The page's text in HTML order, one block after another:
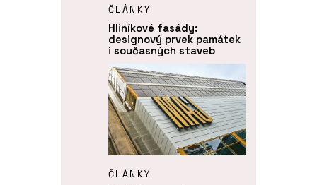
ČLÁNKY
Hliníkové fasády:
designový prvek památek
i současných staveb
ČLÁNKY